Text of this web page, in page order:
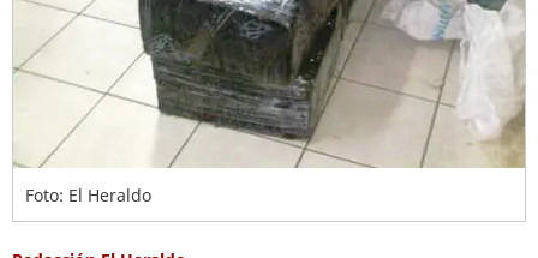
Foto: El Heraldo